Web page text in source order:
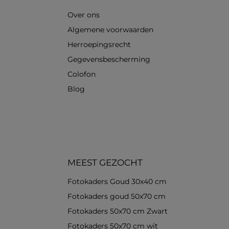
Over ons
Algemene voorwaarden
Herroepingsrecht
Gegevensbescherming
Colofon
Blog
MEEST GEZOCHT
Fotokaders Goud 30x40 cm
Fotokaders goud 50x70 cm
Fotokaders 50x70 cm Zwart
Fotokaders 50x70 cm wit